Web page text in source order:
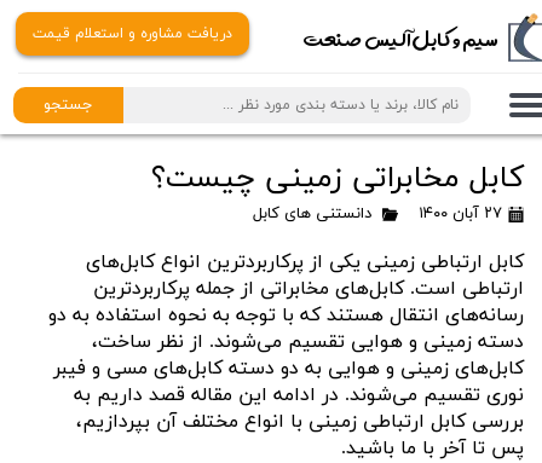
​​سیم و کابل آلیس صنعت
جستجو
دریافت مشاوره و استعلام قیمت
کابل مخابراتی زمینی چیست؟
۲۷ آبان ۱۴۰۰ دانستنی های کابل
کابل ارتباطی زمینی یکی از پرکاربردترین انواع کابل‌های
ارتباطی است. کابل‌های مخابراتی از جمله پرکاربردترین
رسانه‌های انتقال هستند که با توجه به نحوه استفاده به دو
دسته زمینی و هوایی تقسیم می‌شوند. از نظر ساخت،
کابل‌های زمینی و هوایی به دو دسته کابل‌های مسی و فیبر
نوری تقسیم می‌شوند. در ادامه این مقاله قصد داریم به
بررسی کابل ارتباطی زمینی با انواع مختلف آن بپردازیم،
پس تا آخر با ما باشید.